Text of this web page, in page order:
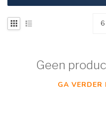
Geen
GA VERDER